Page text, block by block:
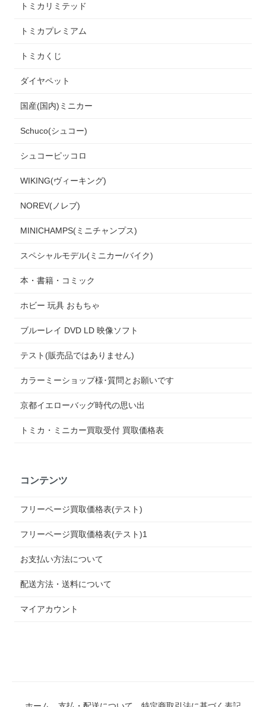
トミカリミテッド
トミカプレミアム
トミカくじ
ダイヤペット
国産(国内)ミニカー
Schuco(シュコー)
シュコーピッコロ
WIKING(ヴィーキング)
NOREV(ノレブ)
MINICHAMPS(ミニチャンプス)
スペシャルモデル(ミニカー/バイク)
本・書籍・コミック
ホビー 玩具 おもちゃ
ブルーレイ DVD LD 映像ソフト
テスト(販売品ではありません)
カラーミーショップ様･質問とお願いです
京都イエローバッグ時代の思い出
トミカ・ミニカー買取受付 買取価格表
コンテンツ
フリーページ買取価格表(テスト)
フリーページ買取価格表(テスト)1
お支払い方法について
配送方法・送料について
マイアカウント